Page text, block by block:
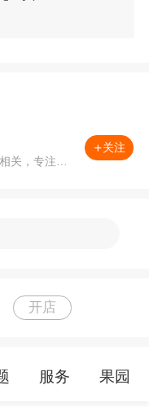
亿～10亿韩元:
服务或有区别
准备、计划全力
自行办理或通过
关，专注、
关注
开店
服务 果园